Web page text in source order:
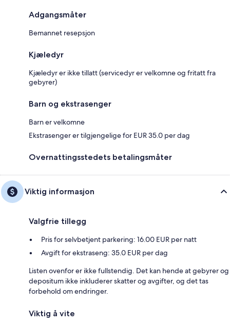
Adgangsmåter
Bemannet resepsjon
Kjæledyr
Kjæledyr er ikke tillatt (servicedyr er velkomne og fritatt fra
gebyrer)
Barn og ekstrasenger
Barn er velkomne
Ekstrasenger er tilgjengelige for EUR 35.0 per dag
Overnattingsstedets betalingsmåter
Viktig informasjon
Valgfrie tillegg
Pris for selvbetjent parkering: 16.00 EUR per natt
Avgift for ekstraseng: 35.0 EUR per dag
Listen ovenfor er ikke fullstendig. Det kan hende at gebyrer og
depositum ikke inkluderer skatter og avgifter, og det tas
forbehold om endringer.
Viktig å vite